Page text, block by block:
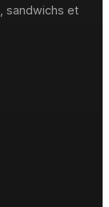
, sandwichs et